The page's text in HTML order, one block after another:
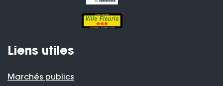
Liens utiles
Marchés publics